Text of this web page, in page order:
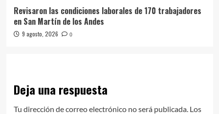
Revisaron las condiciones laborales de 170 trabajadores
en San Martín de los Andes
9 agosto, 2026 0
Deja una respuesta
Tu dirección de correo electrónico no será publicada. Los